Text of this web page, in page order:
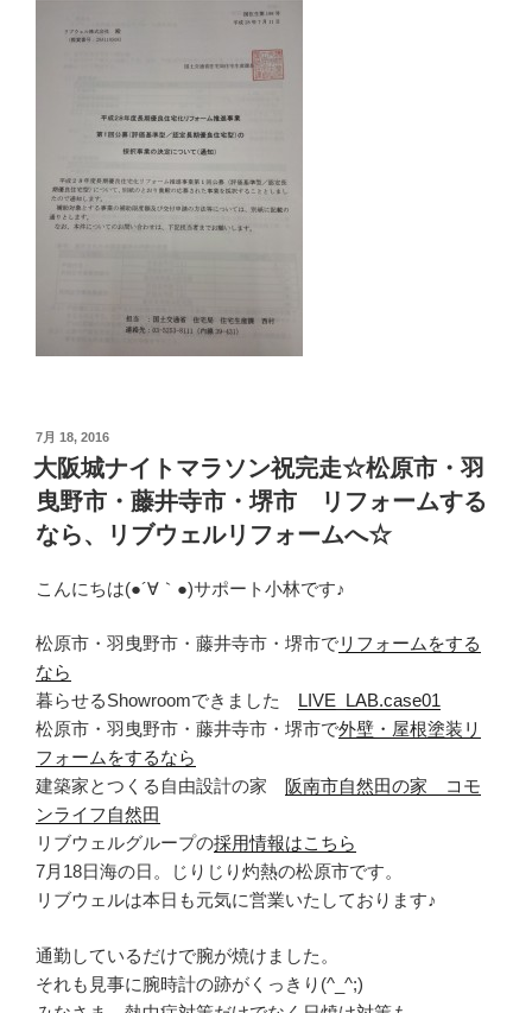
投
稿
日:
7月 18, 2016
大阪城ナイトマラソン祝完走☆松原市・羽
曳野市・藤井寺市・堺市 リフォームする
なら、リブウェルリフォームへ☆
こんにちは(●´∀｀●)サポート小林です♪
松原市・羽曳野市・藤井寺市・堺市でリフォームをする
なら
暮らせるShowroomできました LIVE_LAB.case01
松原市・羽曳野市・藤井寺市・堺市で外壁・屋根塗装リ
フォームをするなら
建築家とつくる自由設計の家 阪南市自然田の家 コモ
ンライフ自然田
リブウェルグループの採用情報はこちら
7月18日海の日。じりじり灼熱の松原市です。
リブウェルは本日も元気に営業いたしております♪
通勤しているだけで腕が焼けました。
それも見事に腕時計の跡がくっきり(^_^;)